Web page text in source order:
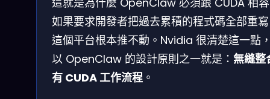
如果要求開發者把過去累積的程式碼全部重
這個平台根本推不動。Nvidia 很清楚這一點
以 OpenClaw 的設計原則之一就是： 無縫整
有 CUDA 工作流程 。